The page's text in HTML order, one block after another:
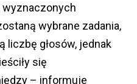
wybrane zadania,
liczbę głosów, jednak
się
– informuje